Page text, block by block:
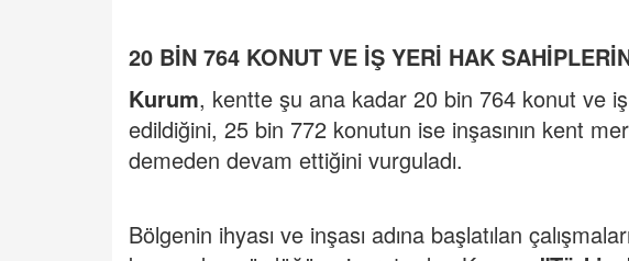
20 BİN 764 KONUT VE İŞ YERİ HAK
Kurum, kentte şu ana kadar 20 bin 764 konut ve
edildiğini, 25 bin 772 konutun ise inşasının kent
demeden devam ettiğini vurguladı.
Bölgenin ihyası ve inşası adına başlatılan